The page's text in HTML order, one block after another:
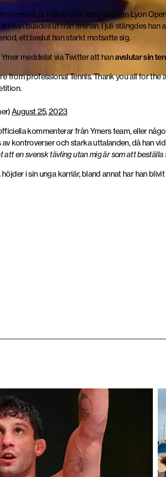
år. I våras diskades han från Lyon
han buades ut från arenan. I juli stängdes
ett beslut han starkt motsatte sig.
meddelat via Twitter att hanavslutar sin
from professional Tennis. Thank you all for
August 25, 2023
kommenterar från Ymers team, eller
kontroverser och starka uttalanden, då han
att en svensk tävling utan mig är som att beställa
i sin unga karriär, bland annat har han